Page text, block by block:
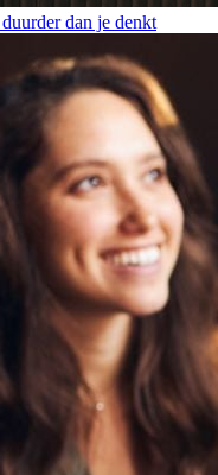
dan je denkt